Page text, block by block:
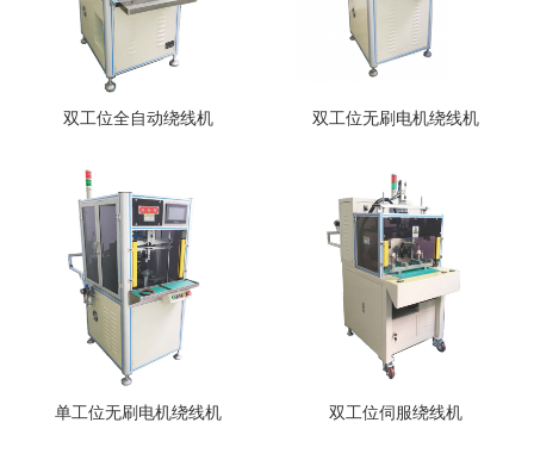
双工位全自动绕线机 双工位无刷电机绕线机
单工位无刷电机绕线机 双工位伺服绕线机